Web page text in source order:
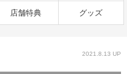
店舗特典 グッズ
2021.8.13 UP